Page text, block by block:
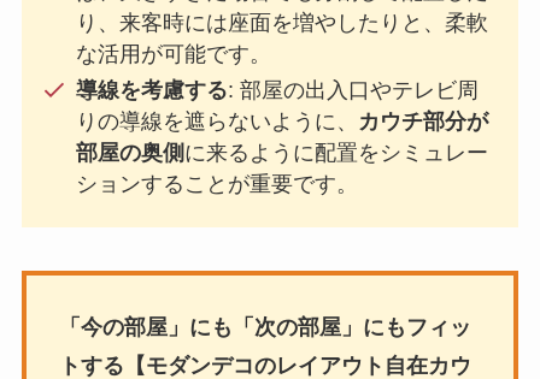
り、来客時には座面を増やしたりと、柔軟
な活用が可能です。
導線を考慮する: 部屋の出入口やテレビ周
りの導線を遮らないように、
カウチ部分が
部屋の奥側 に来るように配置をシミュレー
ションすることが重要です。
「今の部屋」にも「次の部屋」にもフィッ
トする【モダンデコのレイアウト自在カウ